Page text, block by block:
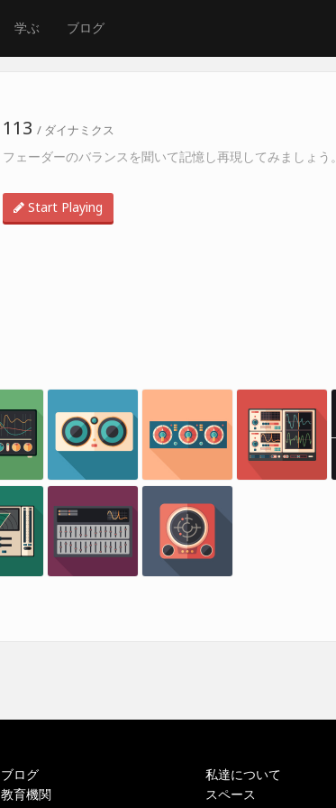
学ぶ ブログ
113 / ダイナミクス
フェーダーのバランスを聞いて記憶し再現してみましょう。
Start Playing
ブログ
教育機関
私達について
スペース